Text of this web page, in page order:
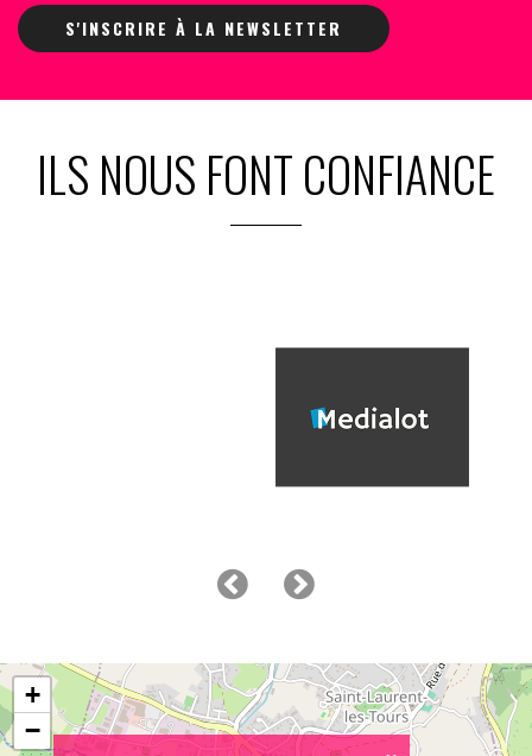
S'INSCRIRE À LA NEWSLETTER
ILS NOUS FONT CONFIANCE
+
−